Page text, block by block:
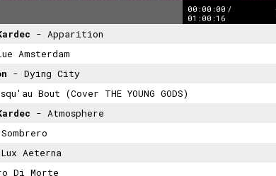
00:00:00 /
01:00:16
- Apparition
Amsterdam
- Dying City
Bout (cover THE YOUNG GODS)
- Atmosphere
Aeterna
Di Morte